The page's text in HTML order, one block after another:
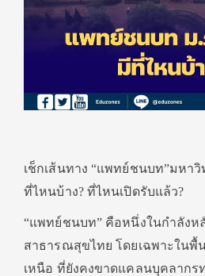
เช็กเส้นทาง “แพทย์ชนบท”มหา
ที่ไหนบ้าง? ที่ไหนเปิดรับแล้ว?
“แพทย์ชนบท” คือหนึ่งในกำลังห
สาธารณสุขไทย โดยเฉพาะในพื้
เหนือ ที่ยังคงขาดแคลนบุคลากร